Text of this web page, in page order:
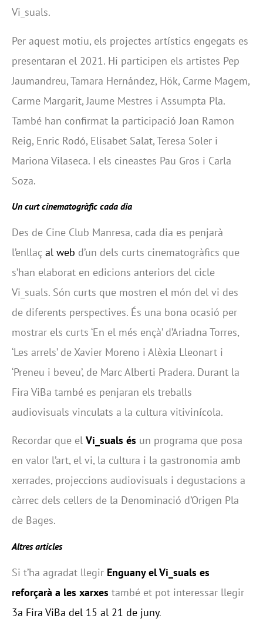
Vi_suals.
Per aquest motiu, els projectes artístics engegats es
presentaran el 2021. Hi participen els artistes Pep
Jaumandreu, Tamara Hernández, Hök, Carme Magem,
Carme Margarit, Jaume Mestres i Assumpta Pla.
També han confirmat la participació Joan Ramon
Reig, Enric Rodó, Elisabet Salat, Teresa Soler i
Mariona Vilaseca. I els cineastes Pau Gros i Carla
Soza.
Un curt cinematogràfic cada dia
Des de Cine Club Manresa, cada dia es penjarà
l’enllaç al web d’un dels curts cinematogràfics que
s’han elaborat en edicions anteriors del cicle
Vi_suals. Són curts que mostren el món del vi des
de diferents perspectives. És una bona ocasió per
mostrar els curts ‘En el més ençà’ d’Ariadna Torres,
‘Les arrels’ de Xavier Moreno i Alèxia Lleonart i
‘Preneu i beveu’, de Marc Alberti Pradera. Durant la
Fira ViBa també es penjaran els treballs
audiovisuals vinculats a la cultura vitivinícola.
Recordar que el Vi_suals és un programa que posa
en valor l’art, el vi, la cultura i la gastronomia amb
xerrades, projeccions audiovisuals i degustacions a
càrrec dels cellers de la Denominació d’Origen Pla
de Bages.
Altres articles
Si t’ha agradat llegir Enguany el Vi_suals es
reforçarà a les xarxes també et pot interessar llegir
3a Fira ViBa del 15 al 21 de juny.